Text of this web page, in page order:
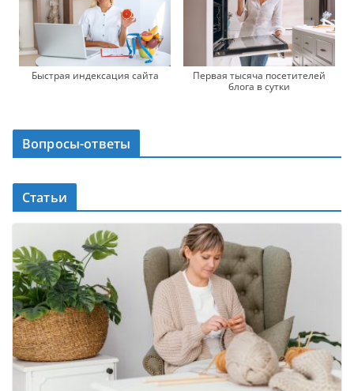
Быстрая индексация сайта
Первая тысяча посетителей
блога в сутки
Вопросы-ответы
Статьи